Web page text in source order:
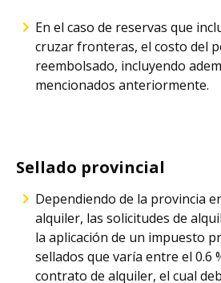
En el caso de reservas que
cruzar fronteras, el costo del
reembolsado, incluyendo
mencionados anteriormente.
Sellado provincial
Dependiendo de la provincia
alquiler, las solicitudes de
la aplicación de un impuesto
sellados que varía entre el 0.6
contrato de alquiler, el cual